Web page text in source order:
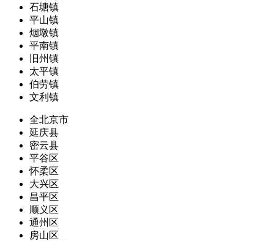
石塘镇
平山镇
烟墩镇
平南镇
旧州镇
太平镇
伯劳镇
文利镇
全北京市
延庆县
密云县
平谷区
怀柔区
大兴区
昌平区
顺义区
通州区
房山区